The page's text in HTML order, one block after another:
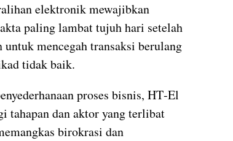
elektronik mewajibkan
paling lambat tujuh hari setelah
untuk mencegah transaksi berulang
tidak baik.
proses bisnis, HT‑El
tahapan dan aktor yang terlibat
birokrasi dan